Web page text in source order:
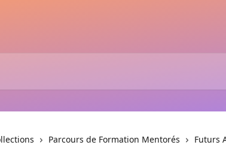
Parcours de Formation Mentorés
Futurs